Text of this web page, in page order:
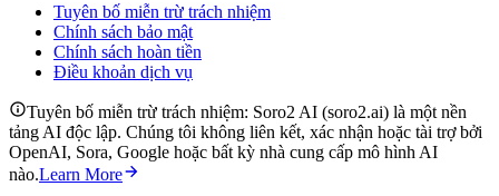
Tuyên bố miễn trừ trách nhiệm
Chính sách bảo mật
Chính sách hoàn tiền
Điều khoản dịch vụ
Tuyên bố miễn trừ trách nhiệm: Soro2 AI (soro2.ai) là một nền
tảng AI độc lập. Chúng tôi không liên kết, xác nhận hoặc tài trợ bởi
OpenAI, Sora, Google hoặc bất kỳ nhà cung cấp mô hình AI
nào.Learn More